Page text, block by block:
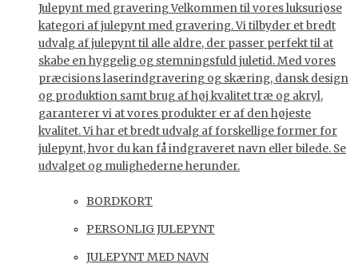
Julepynt med gravering Velkommen til vores luksuriøse
kategori af julepynt med gravering. Vi tilbyder et bredt
udvalg af julepynt til alle aldre, der passer perfekt til at
skabe en hyggelig og stemningsfuld juletid. Med vores
præcisions laserindgravering og skæring, dansk design
og produktion samt brug af høj kvalitet træ og akryl,
garanterer vi at vores produkter er af den højeste
kvalitet. Vi har et bredt udvalg af forskellige former for
julepynt, hvor du kan få indgraveret navn eller bilede. Se
udvalget og mulighederne herunder.
BORDKORT
PERSONLIG JULEPYNT
JULEPYNT MED NAVN